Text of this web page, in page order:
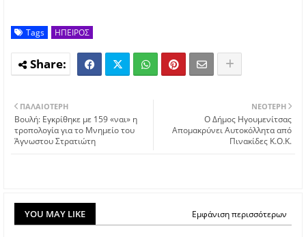
Tags ΗΠΕΙΡΟΣ
ΝΕΌΤΕΡΗ
Ο Δήμος Ηγουμενίτσας
Απομακρύνει Αυτοκόλλητα από
Πινακίδες Κ.Ο.Κ.
ΠΑΛΑΙΌΤΕΡΗ
Βουλή: Εγκρίθηκε με 159 «ναι» η
τροπολογία για το Μνημείο του
Άγνωστου Στρατιώτη
YOU MAY LIKE Εμφάνιση περισσότερων